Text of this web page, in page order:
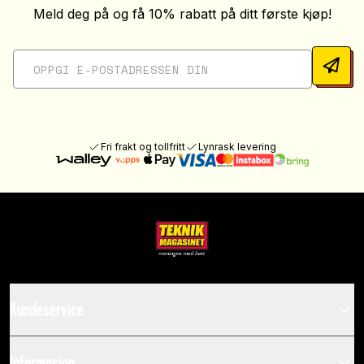
Meld deg på og få 10% rabatt på ditt første kjøp!
Fri frakt og tollfritt Lynrask levering